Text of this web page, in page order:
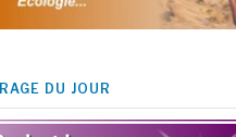
DU JOUR